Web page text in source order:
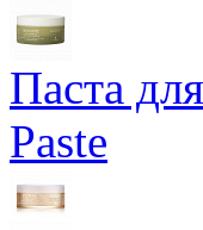
Паста
Paste